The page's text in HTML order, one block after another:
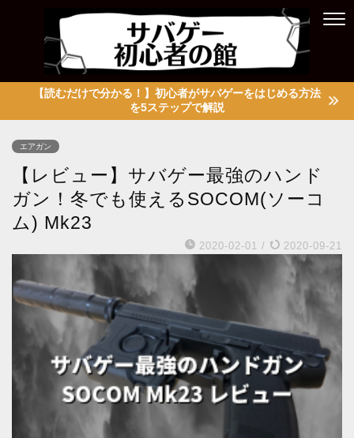
【読むだけで分かる！】初心者がサバゲーをはじめる方法
を5ステップで解説
エアガン
【レビュー】サバゲー最強のハンド
ガン！冬でも使えるSOCOM(ソーコ
ム) Mk23
2020-02-01 / 2020-09-21